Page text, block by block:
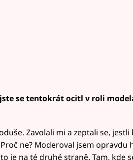
se tentokrát ocitl v roli
Zavolali mi a zeptali se,
ne? Moderoval jsem
je na té druhé straně. Tam, kde